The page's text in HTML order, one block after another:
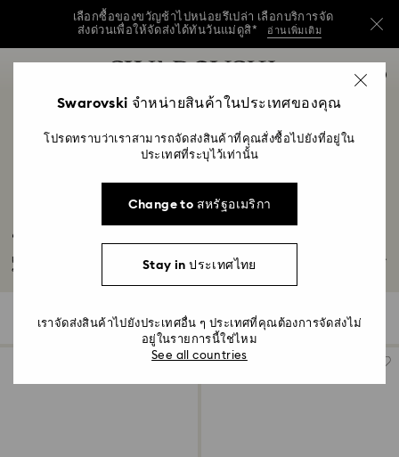
วันแม่ปีนี้ รับฟรี! กระเป๋าสะพายไหล่สีฟ้าที่ใช้งานได้
หลากหลาย เมื่อมียอดซื้อครบ 7,800 บาทขึ้นไป*
ซื้อเลย
เลือกซื้อของขวัญช้าไปหน่อยรึเปล่า เลือกบริการจัด
วันแม่ปีนี้ รับฟรี! กระเป๋าสะพายไหล่สีฟ้าที่ใช้งานได้
ซื้อเลย
เลือกซื้อของขวัญช้าไปหน่อยรึเปล่า เลือกบริการจัด
0 - หัวข้อ
4 - ผลลัพธ์จากการค้นหา
ของขวัญครบรอบ 50 ปี
เฉลิมฉลองครบรอบ 50 ปีของคุณด้วยประกายสีทองแสนงดงามด้วยชุดของขวัญสุดพิเศษ
ของเรา...
513 ผลลัพธ์ ตัวกรอง
ตัว
กรอง
เรียงตาม
เรียง
Swarovski จำหน่ายสินค้าในประเทศของคุณ
โปรดทราบว่าเราสามารถจัดส่งสินค้าที่คุณสั่งซื้อไปยังที่อยู่ใน
ประเทศที่ระบุไว้เท่านั้น
Change to สหรัฐอเมริกา
Stay in ประเทศไทย
เราจัดส่งสินค้าไปยังประเทศอื่น ๆ ประเทศที่คุณต้องการจัดส่งไม่
อยู่ในรายการนี้ใช่ไหม
See all countries